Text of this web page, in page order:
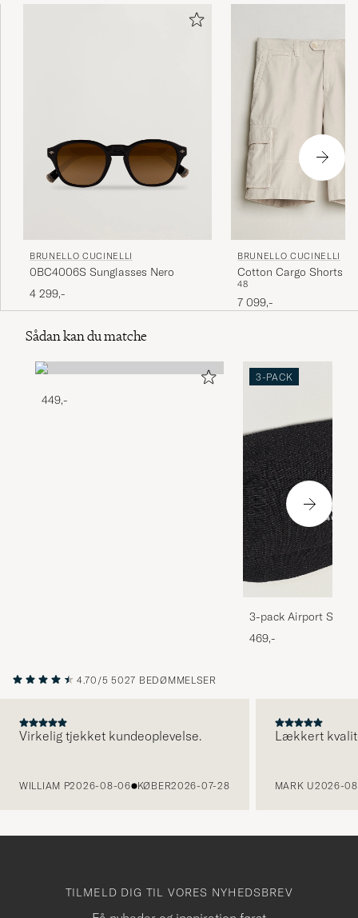
store innovation.
BRUNELLO CUCINELLI
0BC4006S Sunglasses Nero
4 299,-
BRUNELLO CUCINELLI
Cotton Cargo Shorts
48
7 099,-
Sådan kan du matche
449,-
3-PACK
3-pack Airport
Melange
469,-
4.70/5 5027 BEDØMMELSER
Virkelig tjekket kundeoplevelse.
WILLIAM P2026-08-06 KØBER2026-07-28
Lækkert
MARK U2026-
TILMELD DIG TIL VORES NYHEDSBREV